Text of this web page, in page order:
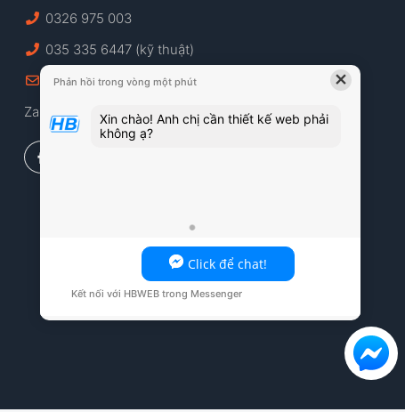
0326 975 003
035 335 6447 (kỹ thuật)
info@hbweb.vn
Zalo: 087 778 3626
×
Phản hồi trong vòng một phút
Xin chào! Anh chị cần thiết kế web phải
không ạ?
Click để chat!
Kết nối với HBWEB trong Messenger